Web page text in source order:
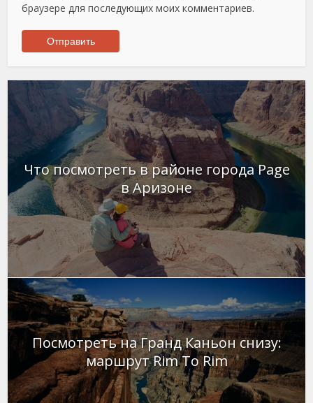
браузере для последующих моих комментариев.
Что посмотреть в районе города Page
в Аризоне
Посмотреть на Гранд Каньон снизу:
маршрут Rim To Rim